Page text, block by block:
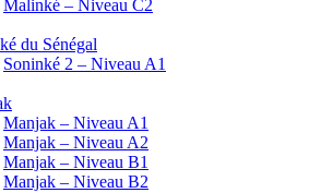
Malinké – Niveau C2
du Sénégal
Soninké 2 – Niveau A1
Manjak – Niveau A1
Manjak – Niveau A2
Manjak – Niveau B1
Manjak – Niveau B2